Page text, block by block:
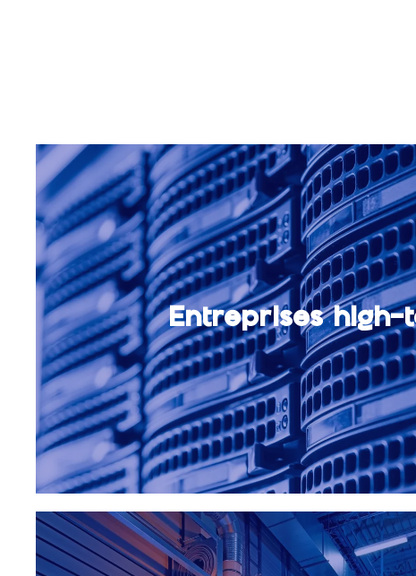
Entreprises high-